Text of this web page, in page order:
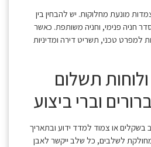
מונעת מחלוקות. יש להבחין בין
חניה פנימי, וחניה משותפת. כאשר
למפרט טכני, תשריט דירה ומדיניות
תשלום
וברי ביצוע
בשקלים או צמוד למדד ידוע ובתאריך
לשלבים, כל שלב ייקשר לאבן